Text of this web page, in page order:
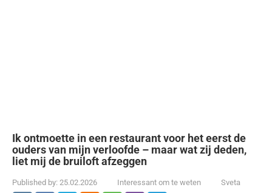
Ik ontmoette in een restaurant voor het eerst de
ouders van mijn verloofde – maar wat zij deden,
liet mij de bruiloft afzeggen
Published by: 25.02.2026 Interessant om te weten Sveta